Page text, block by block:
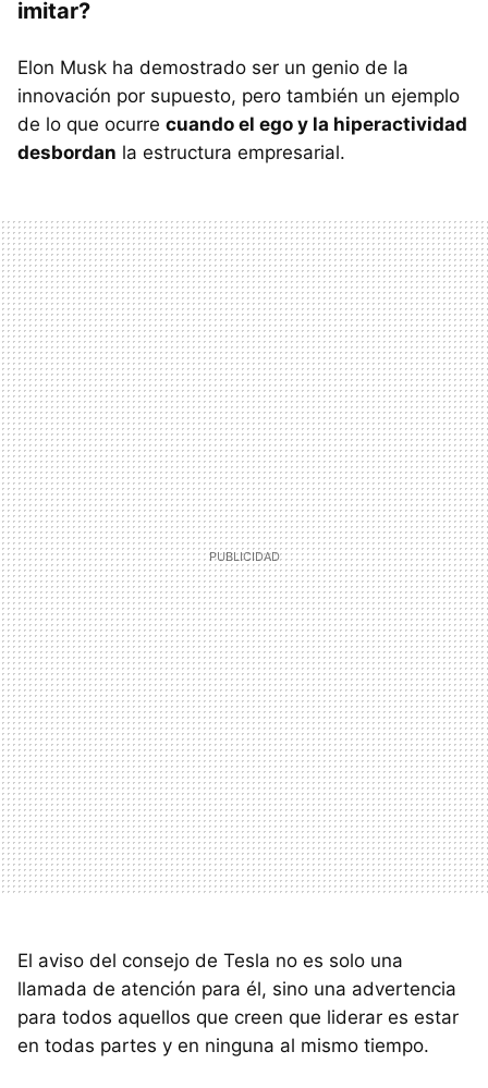
imitar?
Elon Musk ha demostrado ser un genio de la
innovación por supuesto, pero también un ejemplo
de lo que ocurre cuando el ego y la hiperactividad
desbordan la estructura empresarial.
El aviso del consejo de Tesla no es solo una
llamada de atención para él, sino una advertencia
para todos aquellos que creen que liderar es estar
en todas partes y en ninguna al mismo tiempo.